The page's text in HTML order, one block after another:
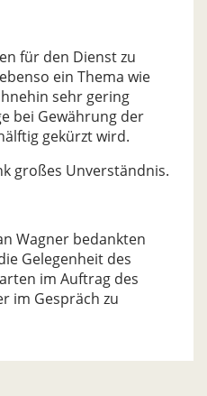
für den Dienst zu
ein Thema wie
sehr gering
bei Gewährung der
gekürzt wird.
großes Unverständnis.
Wagner bedankten
Gelegenheit des
im Auftrag des
im Gespräch zu